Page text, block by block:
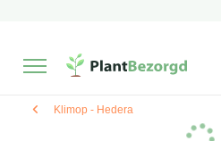
Kies zelf je
Klimop - Hedera